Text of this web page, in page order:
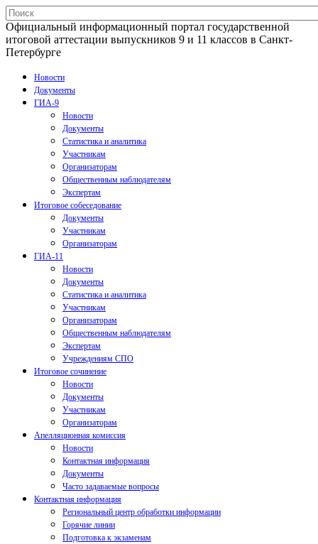
Официальный информационный портал государственной
итоговой аттестации выпускников 9 и 11 классов в Санкт-
Петербурге
Новости
Документы
ГИА-9
Новости
Документы
Статистика и аналитика
Участникам
Организаторам
Общественным наблюдателям
Экспертам
Итоговое собеседование
Документы
Участникам
Организаторам
ГИА-11
Новости
Документы
Статистика и аналитика
Участникам
Организаторам
Общественным наблюдателям
Экспертам
Учреждениям СПО
Итоговое сочинение
Новости
Документы
Участникам
Организаторам
Апелляционная комиссия
Новости
Контактная информация
Документы
Часто задаваемые вопросы
Контактная информация
Региональный центр обработки информации
Горячие линии
Подготовка к экзаменам